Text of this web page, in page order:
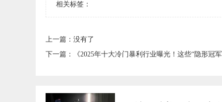
相关标签：
上一篇：没有了
下一篇：
《2025年十大冷门暴利行业曝光！这些“隐形冠